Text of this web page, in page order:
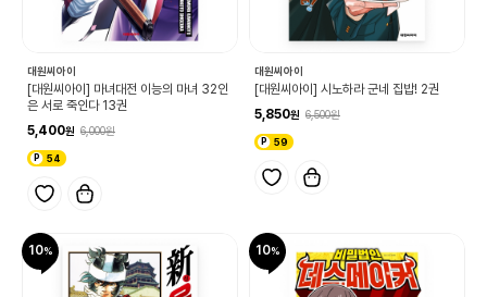
대원씨아이
[대원씨아이] 마녀대전 이능의 마녀 32인
은 서로 죽인다 13권
5,400
6,000
54
대원씨아이
[대원씨아이] 시노하라 군네 집밥! 2권
5,850
6,500
59
10 10